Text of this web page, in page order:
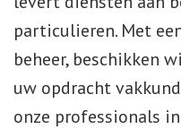
particulieren. Met
beheer, beschikken
uw opdracht
onze professionals